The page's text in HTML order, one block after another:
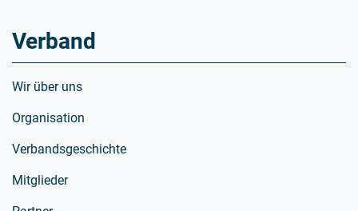
Verband
Wir über uns
Organisation
Verbandsgeschichte
Mitglieder